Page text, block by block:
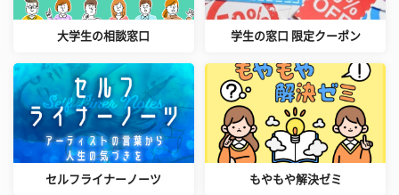
大学生の相談窓口 学生の窓口 限定クーポン
セルフライナーノーツ もやもや解決ゼミ